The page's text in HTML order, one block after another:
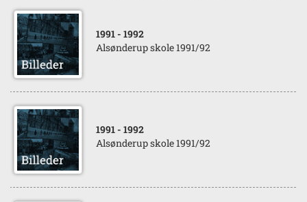
1991 - 1992
Alsønderup skole 1991/92
1991 - 1992
Alsønderup skole 1991/92